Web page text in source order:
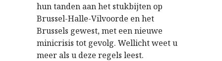
hun tanden aan het stukbijten op
Brussel-Halle-Vilvoorde en het
Brussels gewest, met een nieuwe
minicrisis tot gevolg. Wellicht weet u
meer als u deze regels leest.